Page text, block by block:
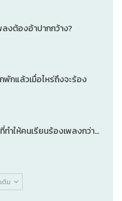
งต้องอ้าปากกว้าง?
พักแล้วเมื่อไหร่ถึงจะร้อง
ทำให้คนเรียนร้องเพลงกว่า…
ติม